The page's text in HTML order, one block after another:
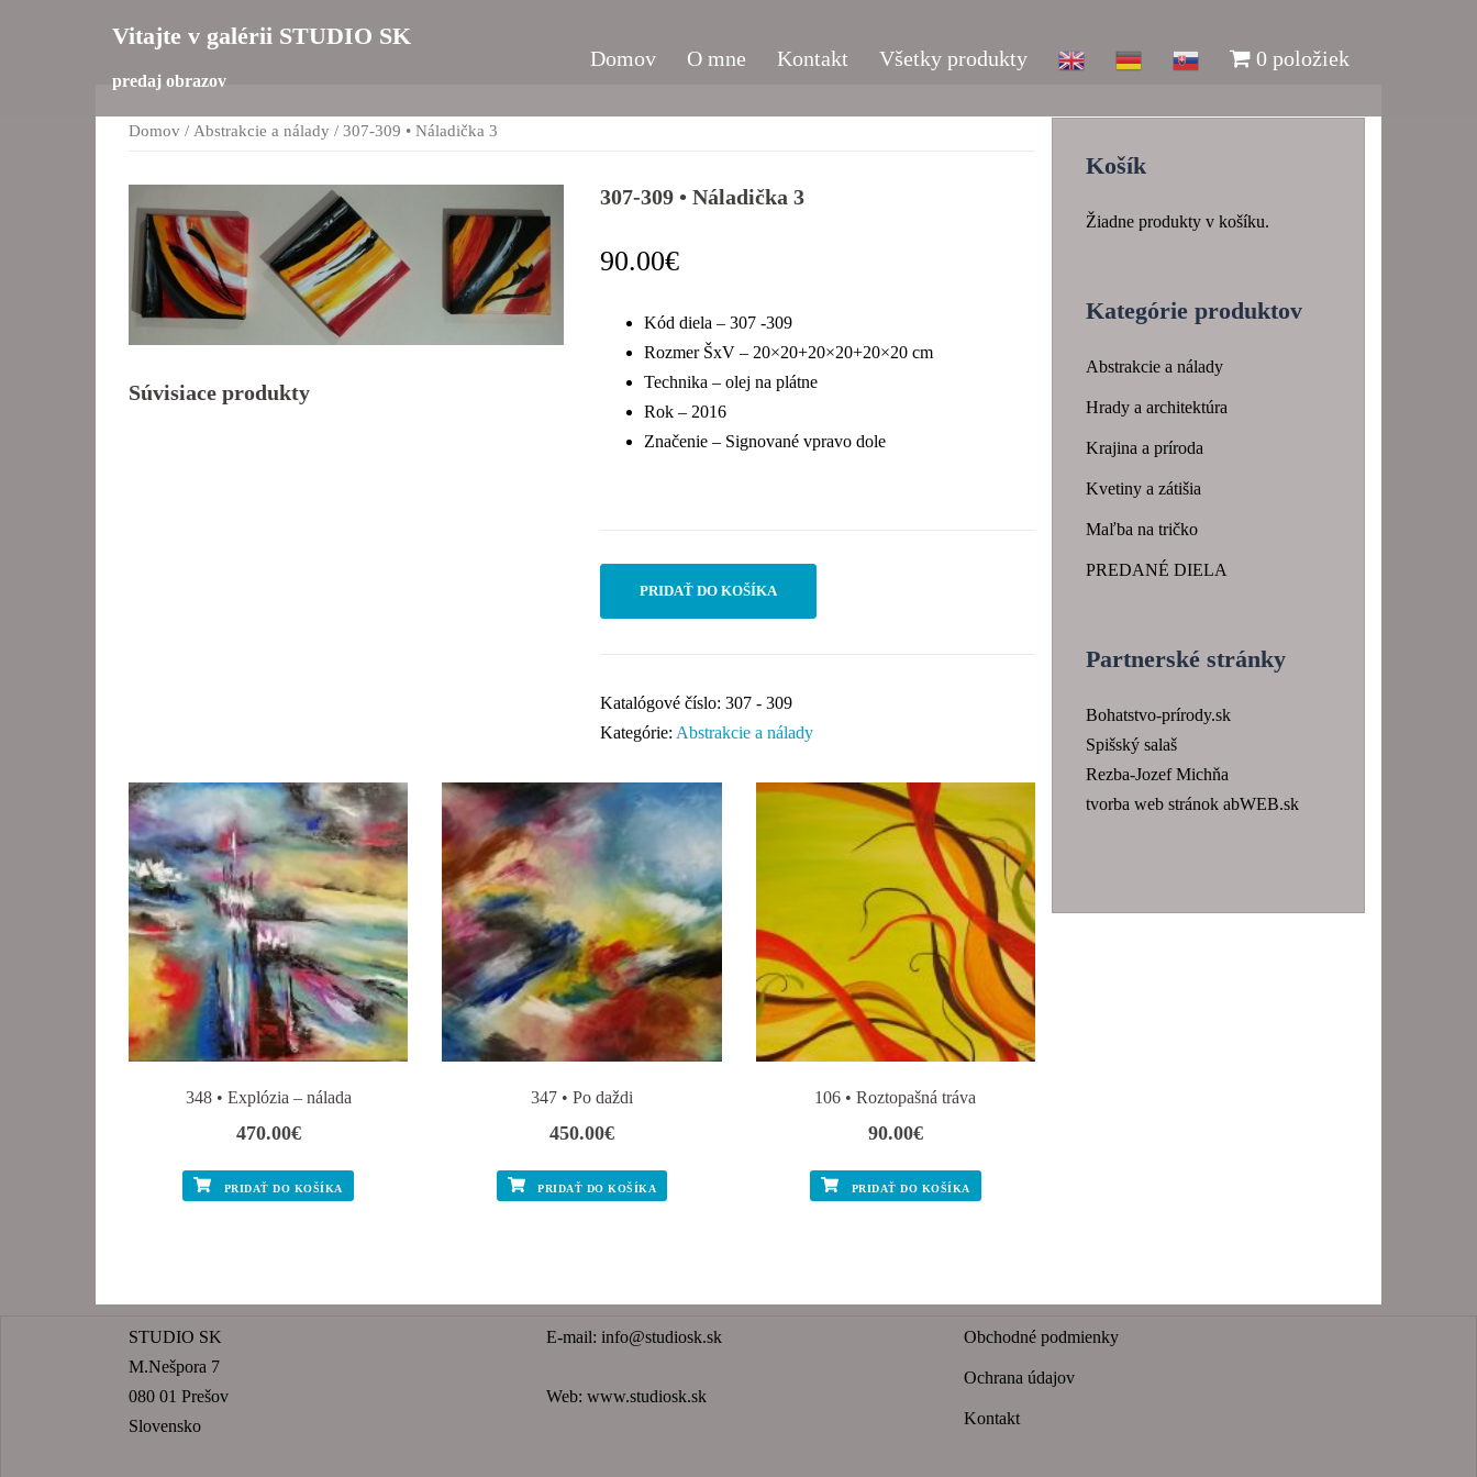
Vitajte v galérii STUDIO SK
predaj obrazov
Domov O mne Kontakt Všetky produkty 0 položiek
Domov / Abstrakcie a nálady / 307-309 • Náladička 3
307-309 • Náladička 3
90.00€
Kód diela – 307 -309
Rozmer ŠxV – 20×20+20×20+20×20 cm
Technika – olej na plátne
Rok – 2016
Značenie – Signované vpravo dole
PRIDAŤ DO KOŠÍKA
Katalógové číslo: 307 - 309
Kategórie: Abstrakcie a nálady
Súvisiace produkty
348 • Explózia – nálada
470.00€
PRIDAŤ DO KOŠÍKA
347 • Po daždi
450.00€
PRIDAŤ DO KOŠÍKA
106 • Roztopašná tráva
90.00€
PRIDAŤ DO KOŠÍKA
Košík
Žiadne produkty v košíku.
Kategórie produktov
Abstrakcie a nálady
Hrady a architektúra
Krajina a príroda
Kvetiny a zátišia
Maľba na tričko
PREDANÉ DIELA
Partnerské stránky
Bohatstvo-prírody.sk
Spišský salaš
Rezba-Jozef Michňa
tvorba web stránok abWEB.sk
STUDIO SK
M.Nešpora 7
080 01 Prešov
Slovensko
E-mail: info@studiosk.sk
Web: www.studiosk.sk
Obchodné podmienky
Ochrana údajov
Kontakt